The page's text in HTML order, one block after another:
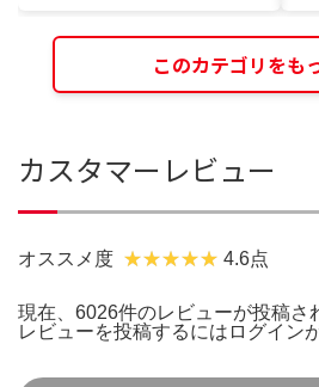
このカテゴリをも
カスタマーレビュー
オススメ度 4.6点
現在、6026件のレビューが投稿さ
レビューを投稿するには ログイン